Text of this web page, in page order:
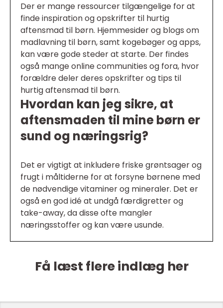
Der er mange ressourcer tilgængelige for at
finde inspiration og opskrifter til hurtig
aftensmad til børn. Hjemmesider og blogs om
madlavning til børn, samt kogebøger og apps,
kan være gode steder at starte. Der findes
også mange online communities og fora, hvor
forældre deler deres opskrifter og tips til
hurtig aftensmad til børn.
Hvordan kan jeg sikre, at
aftensmaden til mine børn er
sund og næringsrig?
Det er vigtigt at inkludere friske grøntsager og
frugt i måltiderne for at forsyne børnene med
de nødvendige vitaminer og mineraler. Det er
også en god idé at undgå færdigretter og
take-away, da disse ofte mangler
næringsstoffer og kan være usunde.
Få læst flere indlæg her